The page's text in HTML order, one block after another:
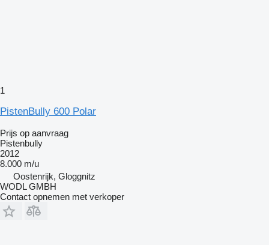
1
PistenBully 600 Polar
Prijs op aanvraag
Pistenbully
2012
8.000 m/u
Oostenrijk, Gloggnitz
WODL GMBH
Contact opnemen met verkoper